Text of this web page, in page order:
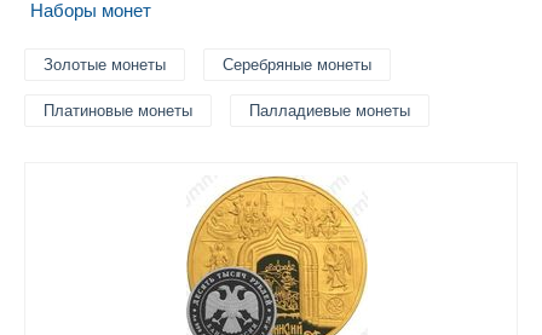
Наборы монет
Золотые монеты Серебряные монеты
Платиновые монеты Палладиевые монеты